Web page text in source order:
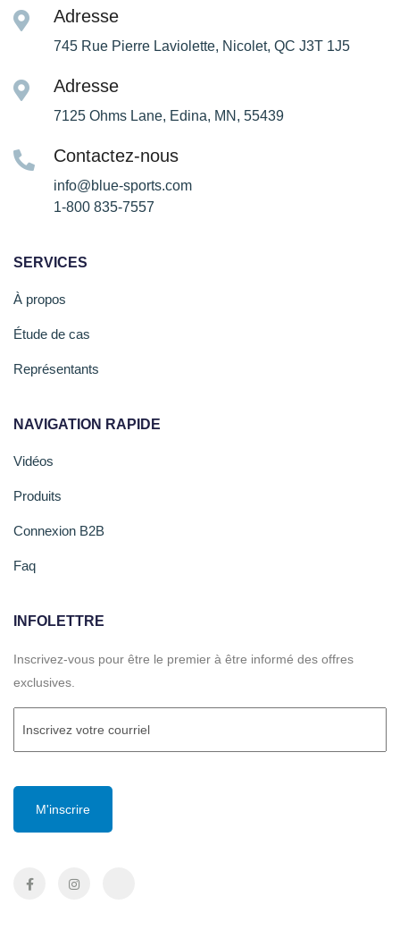
Adresse
745 Rue Pierre Laviolette, Nicolet, QC J3T 1J5
Adresse
7125 Ohms Lane, Edina, MN, 55439
Contactez-nous
info@blue-sports.com
1-800 835-7557
SERVICES
À propos
Étude de cas
Représentants
NAVIGATION RAPIDE
Vidéos
Produits
Connexion B2B
Faq
INFOLETTRE
Inscrivez-vous pour être le premier à être informé des offres
exclusives.